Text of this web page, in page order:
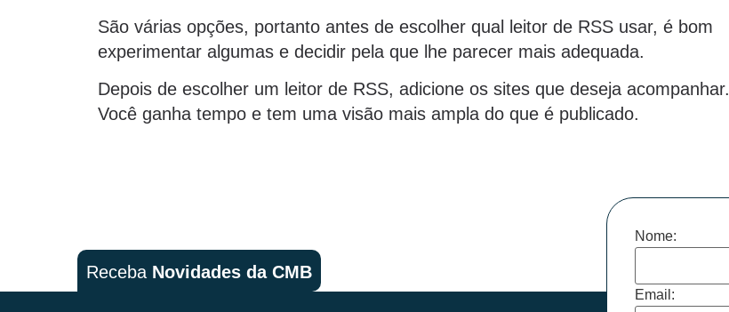
São várias opções, portanto antes de escolher qual leitor de RSS usar, é bom
experimentar algumas e decidir pela que lhe parecer mais adequada.
Depois de escolher um leitor de RSS, adicione os sites que deseja acompanhar.
Você ganha tempo e tem uma visão mais ampla do que é publicado.
Receba Novidades da CMB
Nome:
Email: